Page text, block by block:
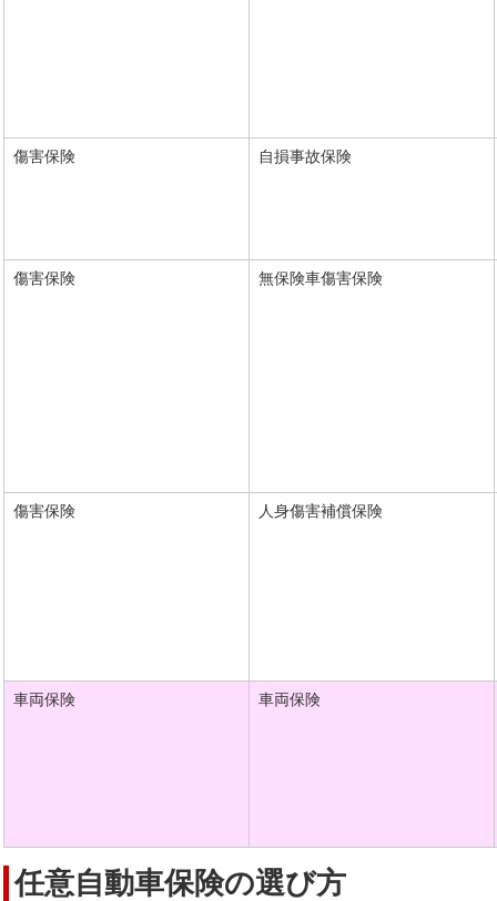
傷害保険 自損事故保険
傷害保険 無保険車傷害保険
傷害保険 人身傷害補償保険
車両保険 車両保険
任意自動車保険の選び方